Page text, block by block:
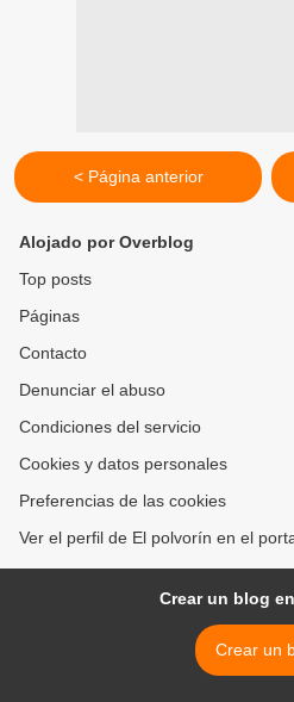
< Página anterior
Alojado por Overblog
Top posts
Páginas
Contacto
Denunciar el abuso
Condiciones del servicio
Cookies y datos personales
Preferencias de las cookies
Ver el perfil de El polvorín en el
Crear un blog
Crear un